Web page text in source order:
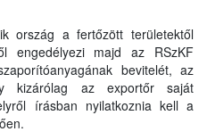
ország a fertőzött területektől
engedélyezi majd az RSzKF
bevitelét, az
kizárólag az exportőr saját
írásban nyilatkoznia kell a